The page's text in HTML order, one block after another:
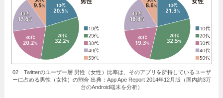
02 Twitterのユーザー層 男性（女性）比率は、そのアプリを所持しているユーザ
ーに占める男性（女性）の割合 出典：App Ape Report 2014年12月版（国内約3万
台のAndroid端末を分析）